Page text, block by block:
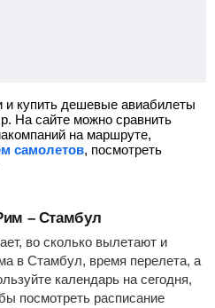
купить дешевые авиабилеты
р. На сайте можно сравнить
на маршруте,
самолетов, посмотреть
– Стамбул
во сколько вылетают и
в Стамбул, время перелета, а
календарь на сегодня,
посмотреть расписание